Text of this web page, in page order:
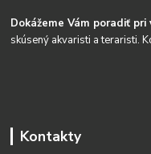
Dokážeme Vám poradiť
skúsený akvaristi a teraristi.
Kontakty